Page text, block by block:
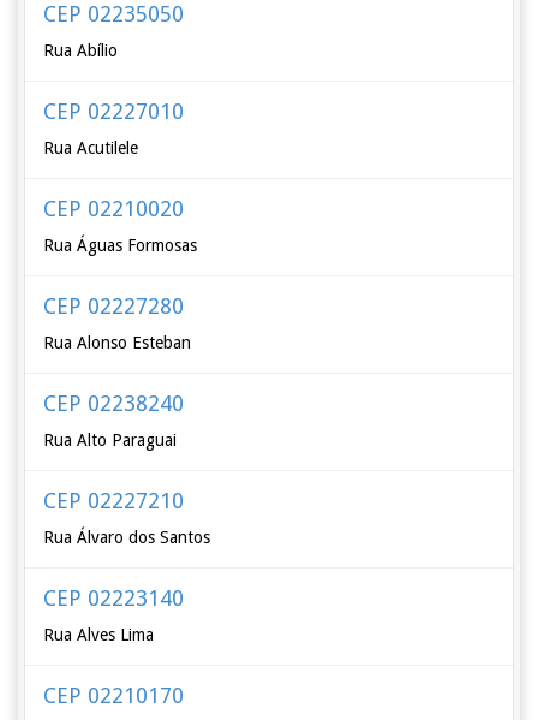
CEP 02235050
Rua Abílio
CEP 02227010
Rua Acutilele
CEP 02210020
Rua Águas Formosas
CEP 02227280
Rua Alonso Esteban
CEP 02238240
Rua Alto Paraguai
CEP 02227210
Rua Álvaro dos Santos
CEP 02223140
Rua Alves Lima
CEP 02210170